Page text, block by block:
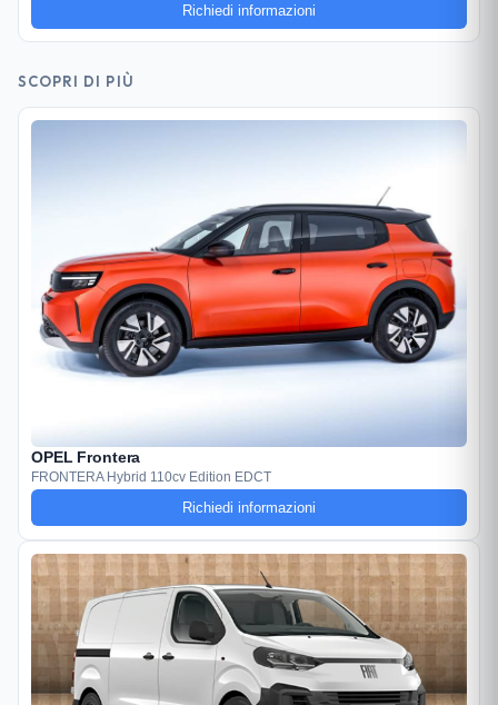
Richiedi informazioni
SCOPRI DI PIÙ
OPEL Frontera
FRONTERA Hybrid 110cv Edition EDCT
Richiedi informazioni